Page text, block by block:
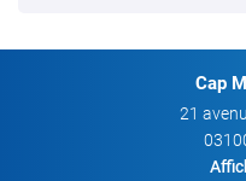
Cap
21